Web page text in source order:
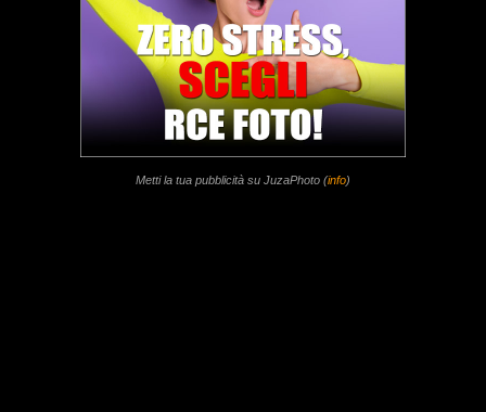
Metti la tua pubblicità su JuzaPhoto (info)